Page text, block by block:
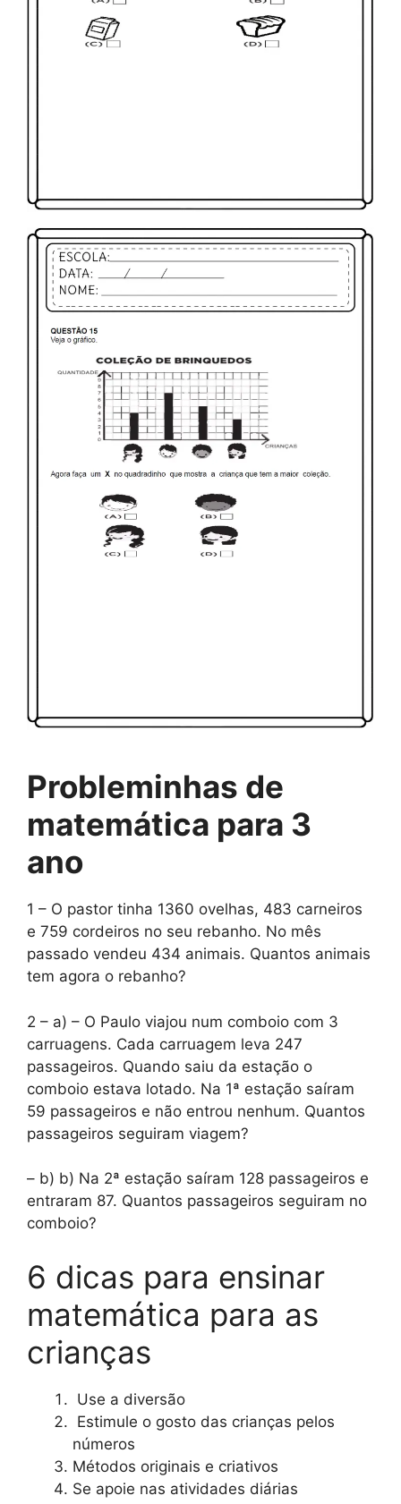
Probleminhas de
matemática para 3
ano
1 – O pastor tinha 1360 ovelhas, 483 carneiros
e 759 cordeiros no seu rebanho. No mês
passado vendeu 434 animais. Quantos animais
tem agora o rebanho?
2 – a) – O Paulo viajou num comboio com 3
carruagens. Cada carruagem leva 247
passageiros. Quando saiu da estação o
comboio estava lotado. Na 1ª estação saíram
59 passageiros e não entrou nenhum. Quantos
passageiros seguiram viagem?
– b) b) Na 2ª estação saíram 128 passageiros e
entraram 87. Quantos passageiros seguiram no
comboio?
6 dicas para ensinar
matemática para as
crianças
Use a diversão
Estimule o gosto das crianças pelos
números
Métodos originais e criativos
Se apoie nas atividades diárias